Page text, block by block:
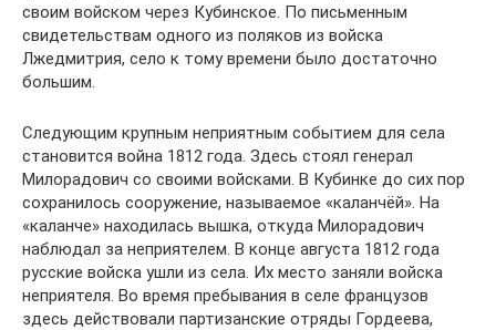
своим войском через Кубинское. По письменным
свидетельствам одного из поляков из войска
Лжедмитрия, село к тому времени было достаточно
большим.
Следующим крупным неприятным событием для села
становится война 1812 года. Здесь стоял генерал
Милорадович со своими войсками. В Кубинке до сих пор
сохранилось сооружение, называемое «каланчёй». На
«каланче» находилась вышка, откуда Милорадович
наблюдал за неприятелем. В конце августа 1812 года
русские войска ушли из села. Их место заняли войска
неприятеля. Во время пребывания в селе французов
здесь действовали партизанские отряды Гордеева,